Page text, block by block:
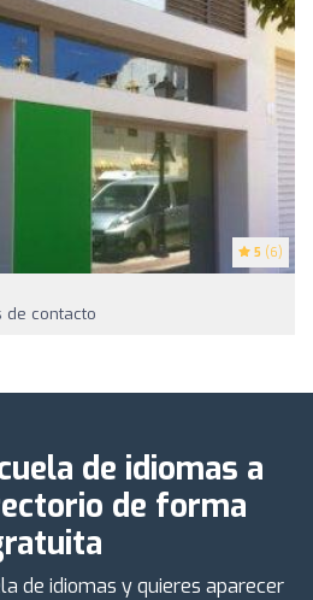
5 (6)
de contacto
de idiomas a
de forma
de idiomas y quieres aparecer